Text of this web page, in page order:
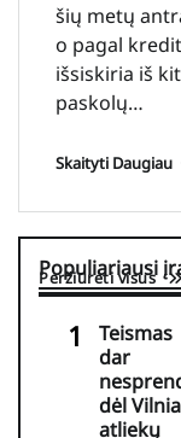
šių metų
o pagal
išsiskiria iš
paskolų…
Skaityti Daugiau
Populiariausi
Peržiūrėti visus
Teismas
dar
dėl
atliekų